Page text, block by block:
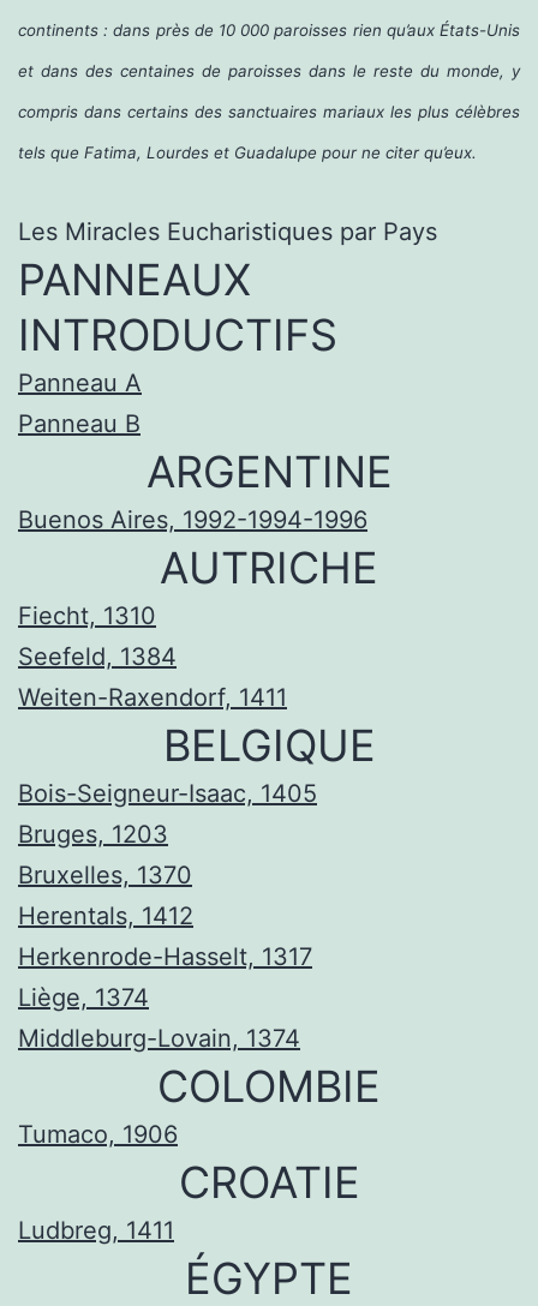
continents : dans près de 10 000 paroisses rien qu’aux États-Unis
et dans des centaines de paroisses dans le reste du monde, y
compris dans certains des sanctuaires mariaux les plus célèbres
tels que Fatima, Lourdes et Guadalupe pour ne citer qu’eux.
Les Miracles Eucharistiques par Pays
PANNEAUX
INTRODUCTIFS
Panneau A
Panneau B
ARGENTINE
Buenos Aires, 1992-1994-1996
AUTRICHE
Fiecht, 1310
Seefeld, 1384
Weiten-Raxendorf, 1411
BELGIQUE
Bois-Seigneur-Isaac, 1405
Bruges, 1203
Bruxelles, 1370
Herentals, 1412
Herkenrode-Hasselt, 1317
Liège, 1374
Middleburg-Lovain, 1374
COLOMBIE
Tumaco, 1906
CROATIE
Ludbreg, 1411
ÉGYPTE